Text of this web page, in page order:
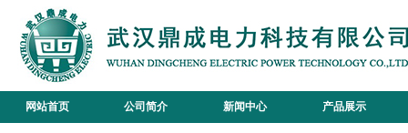
网站首页 公司简介 新闻中心 产品展示